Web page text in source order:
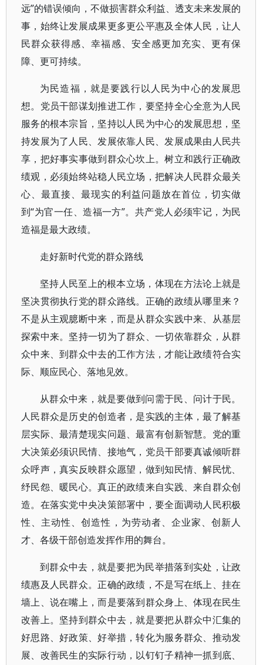
远”的错误倾向，不做损害群众利益、透支未来发展的
事，始终让发展成果更多更公平惠及全体人民，让人
民群众获得感、幸福感、安全感更加充实、更有保
障、更可持续。
为民造福，就是要践行以人民为中心的发展思
想。党员干部谋划推进工作，要坚持全心全意为人民
服务的根本宗旨，坚持以人民为中心的发展思想，坚
持发展为了人民、发展依靠人民、发展成果由人民共
享，把好事实事做到群众心坎上。树立和践行正确政
绩观，必须始终站稳人民立场，把解决人民群众最关
心、最直接、最现实的利益问题放在首位，切实做
到“为官一任、造福一方”。共产党人必须牢记，为民
造福是最大政绩。
走好新时代党的群众路线
坚持人民至上的根本立场，体现在方法论上就是
坚决贯彻执行党的群众路线。正确的政绩从哪里来？
不是从主观臆断中来，而是从群众实践中来、从基层
探索中来。坚持一切为了群众、一切依靠群众，从群
众中来、到群众中去的工作方法，才能让政绩符合实
际、顺应民心、落地见效。
从群众中来，就是要做到问需于民、问计于民。
人民群众是历史的创造者，是实践的主体，最了解基
层实际、最清楚现实问题、最富有创新智慧。党的重
大决策必须识民情、接地气，党员干部要真诚倾听群
众呼声，真实反映群众愿望，做到知民情、解民忧、
纾民怨、暖民心。真正的政绩来自实践、来自群众创
造。在落实党中央决策部署中，要全面调动人民积极
性、主动性、创造性，为劳动者、企业家、创新人
才、各级干部创造发挥作用的舞台。
到群众中去，就是要把为民举措落到实处，让政
绩惠及人民群众。正确的政绩，不是写在纸上、挂在
墙上、说在嘴上，而是要落到群众身上、体现在民生
改善上。坚持到群众中去，就是要把从群众中汇集的
好思路、好政策、好举措，转化为服务群众、推动发
展、改善民生的实际行动，以钉钉子精神一抓到底、